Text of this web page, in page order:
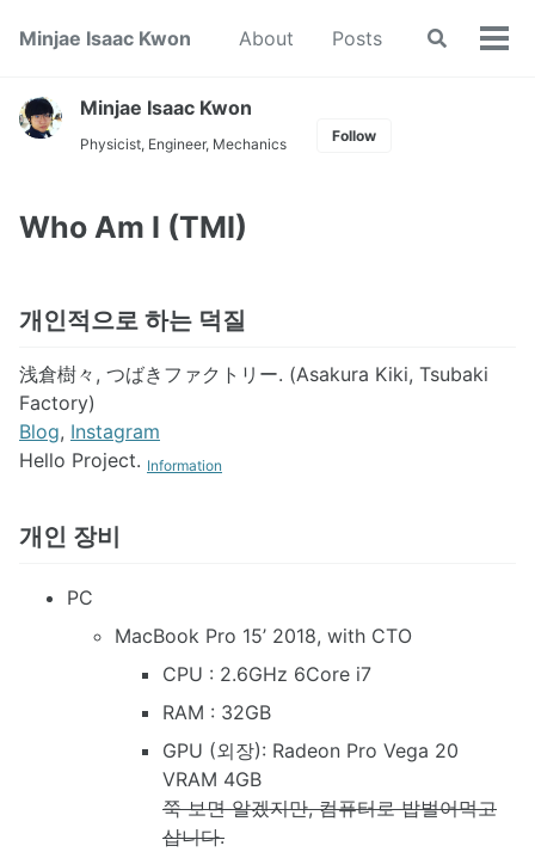
Minjae Isaac Kwon About Posts
Toggle
Minjae Isaac Kwon
Physicist, Engineer, Mechanics Follow
Who Am I (TMI)
개인적으로 하는 덕질
浅倉樹々, つばきファクトリー. (Asakura Kiki, Tsubaki
Factory)
Blog, Instagram
Hello Project. Information
개인 장비
PC
MacBook Pro 15’ 2018, with CTO
CPU : 2.6GHz 6Core i7
RAM : 32GB
GPU (외장): Radeon Pro Vega 20
VRAM 4GB
쭉 보면 알겠지만, 컴퓨터로 밥벌어먹고
삽니다.